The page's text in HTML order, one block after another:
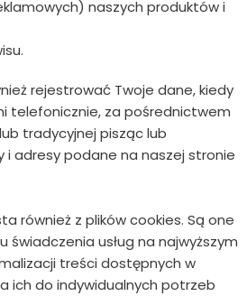
naszych produktów i
rejestrować Twoje dane, kiedy
telefonicznie, za pośrednictwem
tradycyjnej pisząc lub
i adresy podane na naszej stronie
również z plików cookies. Są one
świadczenia usług na najwyższym
treści dostępnych w
ich do indywidualnych potrzeb